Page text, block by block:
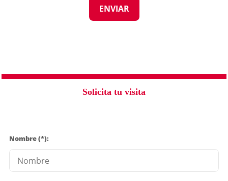
Solicita tu visita
Nombre (*):